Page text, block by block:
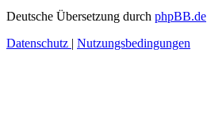
Deutsche Übersetzung durch phpBB.de
Datenschutz | Nutzungsbedingungen